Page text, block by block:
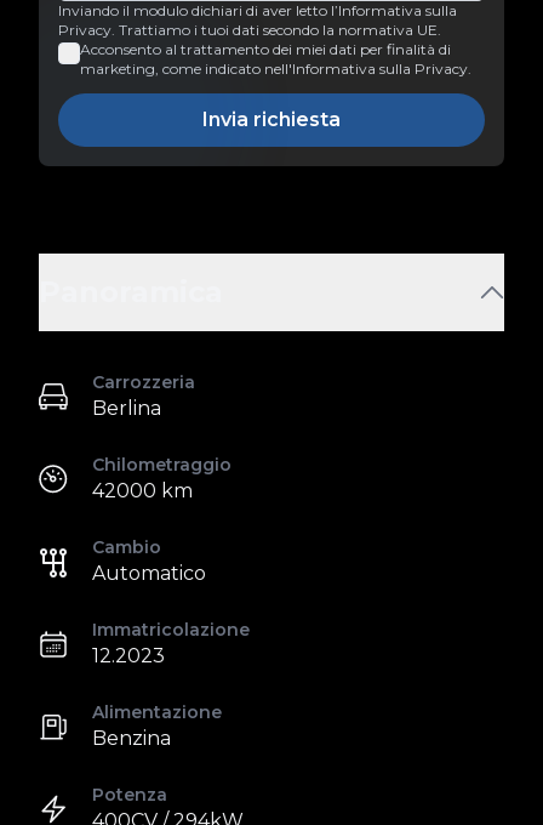
Inviando il modulo dichiari di aver letto l’Informativa sulla
Privacy. Trattiamo i tuoi dati secondo la normativa UE.
Acconsento al trattamento dei miei dati per finalità di
marketing, come indicato nell'Informativa sulla Privacy.
Invia richiesta
Carrozzeria
Berlina
Chilometraggio
42000 km
Cambio
Automatico
Immatricolazione
12.2023
Alimentazione
Benzina
Potenza